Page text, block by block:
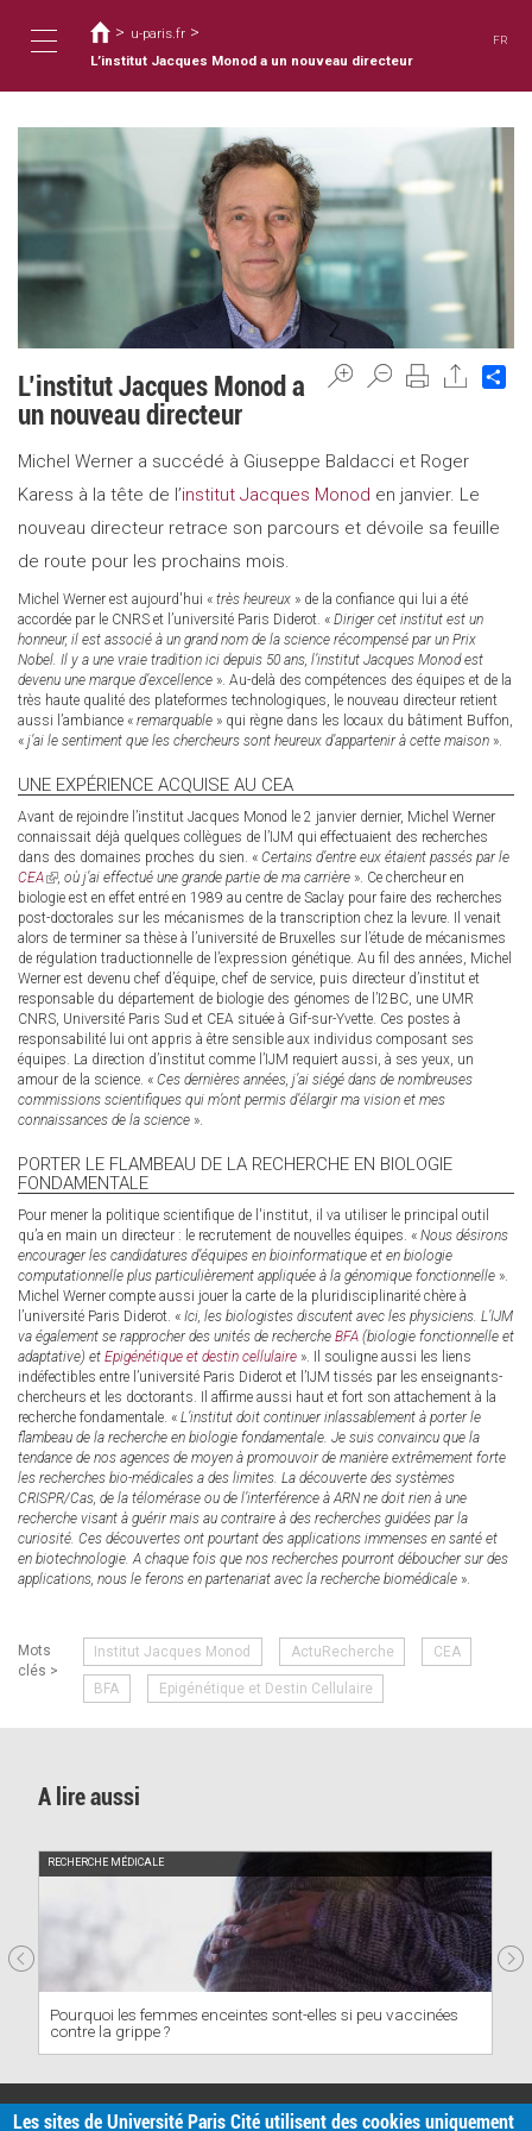
main
Toggle
navigation
are
here
> u-paris.fr >
L’institut Jacques Monod a un nouveau directeur
FR
L’institut Jacques Monod a
un nouveau directeur
Michel Werner a succédé à Giuseppe Baldacci et Roger
Karess à la tête de l’institut Jacques Monod en janvier. Le
nouveau directeur retrace son parcours et dévoile sa feuille
de route pour les prochains mois.
Michel Werner est aujourd'hui « très heureux » de la confiance qui lui a été
accordée par le CNRS et l’université Paris Diderot. « Diriger cet institut est un
honneur, il est associé à un grand nom de la science récompensé par un Prix
Nobel. Il y a une vraie tradition ici depuis 50 ans, l’institut Jacques Monod est
devenu une marque d’excellence ». Au-delà des compétences des équipes et de la
très haute qualité des plateformes technologiques, le nouveau directeur retient
aussi l’ambiance « remarquable » qui règne dans les locaux du bâtiment Buffon,
« j’ai le sentiment que les chercheurs sont heureux d’appartenir à cette maison ».
UNE EXPÉRIENCE ACQUISE AU CEA
Avant de rejoindre l’institut Jacques Monod le 2 janvier dernier, Michel Werner
connaissait déjà quelques collègues de l’IJM qui effectuaient des recherches
dans des domaines proches du sien. « Certains d’entre eux étaient passés par le
CEA(link
is
external)
, où j’ai effectué une grande partie de ma carrière ». Ce chercheur en
biologie est en effet entré en 1989 au centre de Saclay pour faire des recherches
post-doctorales sur les mécanismes de la transcription chez la levure. Il venait
alors de terminer sa thèse à l’université de Bruxelles sur l’étude de mécanismes
de régulation traductionnelle de l’expression génétique. Au fil des années, Michel
Werner est devenu chef d’équipe, chef de service, puis directeur d’institut et
responsable du département de biologie des génomes de l’I2BC, une UMR
CNRS, Université Paris Sud et CEA située à Gif-sur-Yvette. Ces postes à
responsabilité lui ont appris à être sensible aux individus composant ses
équipes. La direction d’institut comme l’IJM requiert aussi, à ses yeux, un
amour de la science. « Ces dernières années, j’ai siégé dans de nombreuses
commissions scientifiques qui m’ont permis d’élargir ma vision et mes
connaissances de la science ».
PORTER LE FLAMBEAU DE LA RECHERCHE EN BIOLOGIE
FONDAMENTALE
Pour mener la politique scientifique de l'institut, il va utiliser le principal outil
qu’a en main un directeur : le recrutement de nouvelles équipes. « Nous désirons
encourager les candidatures d’équipes en bioinformatique et en biologie
computationnelle plus particulièrement appliquée à la génomique fonctionnelle ».
Michel Werner compte aussi jouer la carte de la pluridisciplinarité chère à
l’université Paris Diderot. « Ici, les biologistes discutent avec les physiciens. L’IJM
va également se rapprocher des unités de recherche BFA (biologie fonctionnelle et
adaptative) et Epigénétique et destin cellulaire ». Il souligne aussi les liens
indéfectibles entre l’université Paris Diderot et l’IJM tissés par les enseignants-
chercheurs et les doctorants. Il affirme aussi haut et fort son attachement à la
recherche fondamentale. « L’institut doit continuer inlassablement à porter le
flambeau de la recherche en biologie fondamentale. Je suis convaincu que la
tendance de nos agences de moyen à promouvoir de manière extrêmement forte
les recherches bio-médicales a des limites. La découverte des systèmes
CRISPR/Cas, de la télomérase ou de l’interférence à ARN ne doit rien à une
recherche visant à guérir mais au contraire à des recherches guidées par la
curiosité. Ces découvertes ont pourtant des applications immenses en santé et
en biotechnologie. A chaque fois que nos recherches pourront déboucher sur des
applications, nous le ferons en partenariat avec la recherche biomédicale ».
Mots
clés >
Institut Jacques Monod ActuRecherche CEA
BFA Epigénétique et Destin Cellulaire
A lire aussi
RECHERCHE MÉDICALE
Pourquoi les femmes enceintes sont-elles si peu vaccinées
contre la grippe ?
PRATIQUE
Les sites de Université Paris Cité utilisent des cookies uniquement